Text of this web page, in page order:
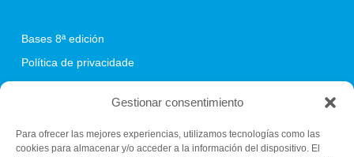
Gestionar consentimiento
Para ofrecer las mejores experiencias, utilizamos tecnologías como las
cookies para almacenar y/o acceder a la información del dispositivo. El
Bases 8ª edición
Política de privacidade
Fundación C.E.L.